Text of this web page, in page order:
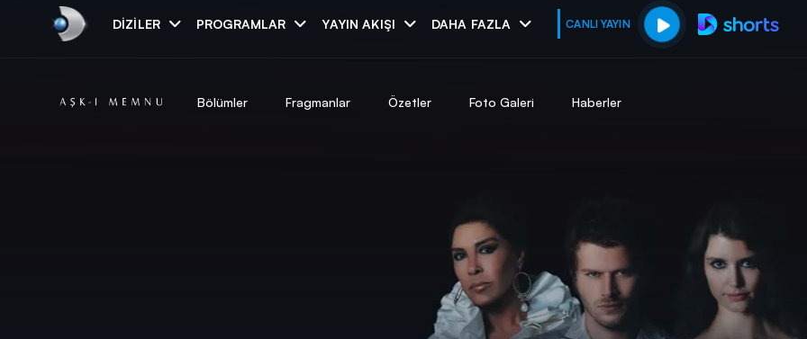
DIZILER PROGRAMLAR YAYIN AKIŞI DAHA FAZLA CANLI YAYIN
muhteşem ikili
Bölümler Fragmanlar Özetler Foto Galeri Haberler